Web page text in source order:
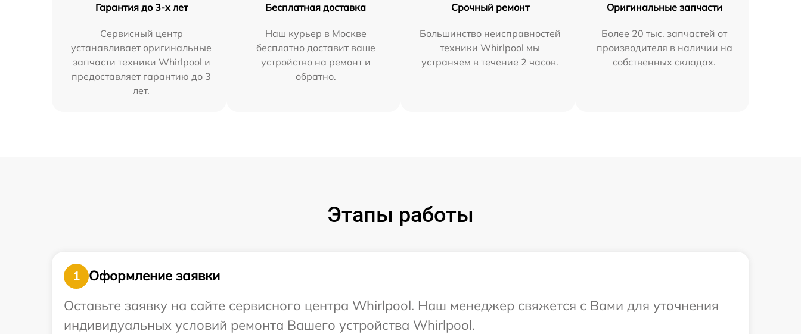
Гарантия до 3-х лет
Сервисный центр
устанавливает оригинальные
запчасти техники Whirlpool и
предоставляет гарантию до 3
лет.
Бесплатная доставка
Наш курьер в Москве
бесплатно доставит ваше
устройство на ремонт и
обратно.
Срочный ремонт
Большинство неисправностей
техники Whirlpool мы
устраняем в течение 2 часов.
Оригинальные запчасти
Более 20 тыс. запчастей от
производителя в наличии на
собственных складах.
Этапы работы
1
Оформление заявки
Оставьте заявку на сайте сервисного центра Whirlpool. Наш менеджер свяжется с Вами для уточнения
индивидуальных условий ремонта Вашего устройства Whirlpool.